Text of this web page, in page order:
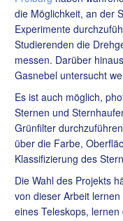
die Möglichkeit, an der
Experimente
Studierenden die
messen. Darüber
Gasnebel untersucht
Es ist auch möglich,
Sternen und
Grünfilter
über die Farbe,
Klassifizierung des
Die Wahl des Projekts
von dieser Arbeit
eines Teleskops,